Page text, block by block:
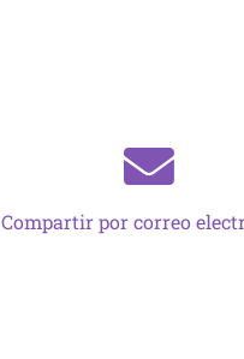
Compartir por correo